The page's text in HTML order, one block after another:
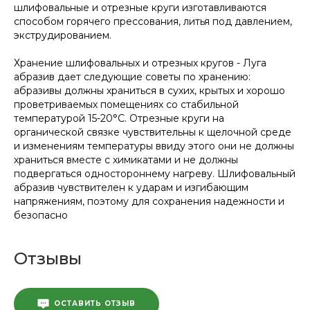
шлифовальные и отрезные круги изготавливаются
способом горячего прессования, литья под давлением,
экструдированием.
Хранение шлифовальных и отрезных кругов - Луга
абразив дает следующие советы по хранению:
абразивы должны храниться в сухих, крытых и хорошо
проветриваемых помещениях со стабильной
температурой 15-20°C. Отрезные круги на
органической связке чувствительны к щелочной среде
и изменениям температуры ввиду этого они не должны
храниться вместе с химикатами и не должны
подвергаться одностороннему нагреву. Шлифовальный
абразив чувствителен к ударам и изгибающим
напряжениям, поэтому для сохранения надежности и
безопасно
Отзывы
ОСТАВИТЬ ОТЗЫВ